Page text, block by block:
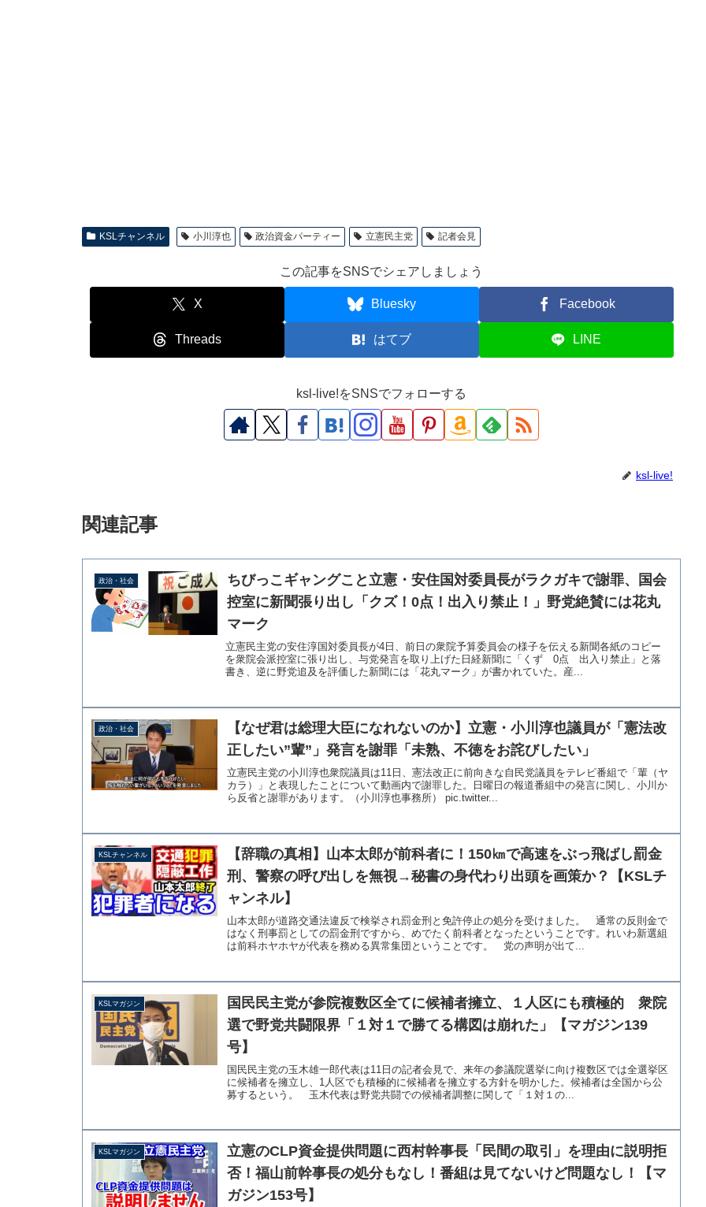
KSLチャンネル 小川淳也 政治資金パーティー 立憲民主党 記者会見
この記事をSNSでシェアしましょう
X Bluesky Facebook
Threads はてブ LINE
ksl-live!をSNSでフォローする
ksl-live!
関連記事
政治・社会
ちびっこギャングこと立憲・安住国対委員長がラクガキで謝罪、国会
控室に新聞張り出し「クズ！0点！出入り禁止！」野党絶賛には花丸
マーク
立憲民主党の安住淳国対委員長が4日、前日の衆院予算委員会の様子を伝える新聞各紙のコピー
を衆院会派控室に張り出し、与党発言を取り上げた日経新聞に「くず 0点 出入り禁止」と落
書き、逆に野党追及を評価した新聞には「花丸マーク」が書かれていた。産...
政治・社会
【なぜ君は総理大臣になれないのか】立憲・小川淳也議員が「憲法改
正したい”輩”」発言を謝罪「未熟、不徳をお詫びしたい」
立憲民主党の小川淳也衆院議員は11日、憲法改正に前向きな自民党議員をテレビ番組で「輩（ヤ
カラ）」と表現したことについて動画内で謝罪した。日曜日の報道番組中の発言に関し、小川か
ら反省と謝罪があります。（小川淳也事務所） pic.twitter...
KSLチャンネル
【辞職の真相】山本太郎が前科者に！150㎞で高速をぶっ飛ばし罰金
刑、警察の呼び出しを無視→秘書の身代わり出頭を画策か？【KSLチ
ャンネル】
山本太郎が道路交通法違反で検挙され罰金刑と免許停止の処分を受けました。 通常の反則金で
はなく刑事罰としての罰金刑ですから、めでたく前科者となったということです。れいわ新選組
は前科ホヤホヤが代表を務める異常集団ということです。 党の声明が出て...
KSLマガジン
国民民主党が参院複数区全てに候補者擁立、１人区にも積極的 衆院
選で野党共闘限界「１対１で勝てる構図は崩れた」【マガジン139
号】
国民民主党の玉木雄一郎代表は11日の記者会見で、来年の参議院選挙に向け複数区では全選挙区
に候補者を擁立し、1人区でも積極的に候補者を擁立する方針を明かした。候補者は全国から公
募するという。 玉木代表は野党共闘での候補者調整に関して「１対１の...
KSLマガジン
立憲のCLP資金提供問題に西村幹事長「民間の取引」を理由に説明拒
否！福山前幹事長の処分もなし！番組は見てないけど問題なし！【マ
ガジン153号】